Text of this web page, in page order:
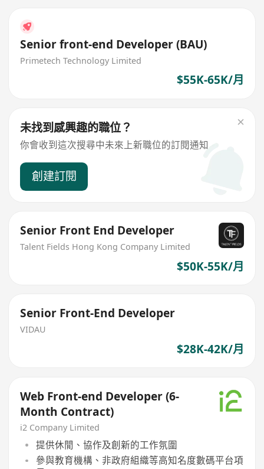
Senior front-end Developer (BAU)
Primetech Technology Limited
$55K-65K/月
未找到感興趣的職位？
你會收到這次搜尋中未來上新職位的訂閱通知
創建訂閱
Senior Front End Developer
Talent Fields Hong Kong Company Limited
$50K-55K/月
Senior Front-End Developer
VIDAU
$28K-42K/月
Web Front-end Developer (6-
Month Contract)
i2 Company Limited
提供休閒、協作及創新的工作氛圍
參與教育機構、非政府組織等高知名度數碼平台項